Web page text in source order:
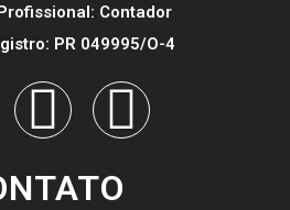
Contador
PR 049995/O-4